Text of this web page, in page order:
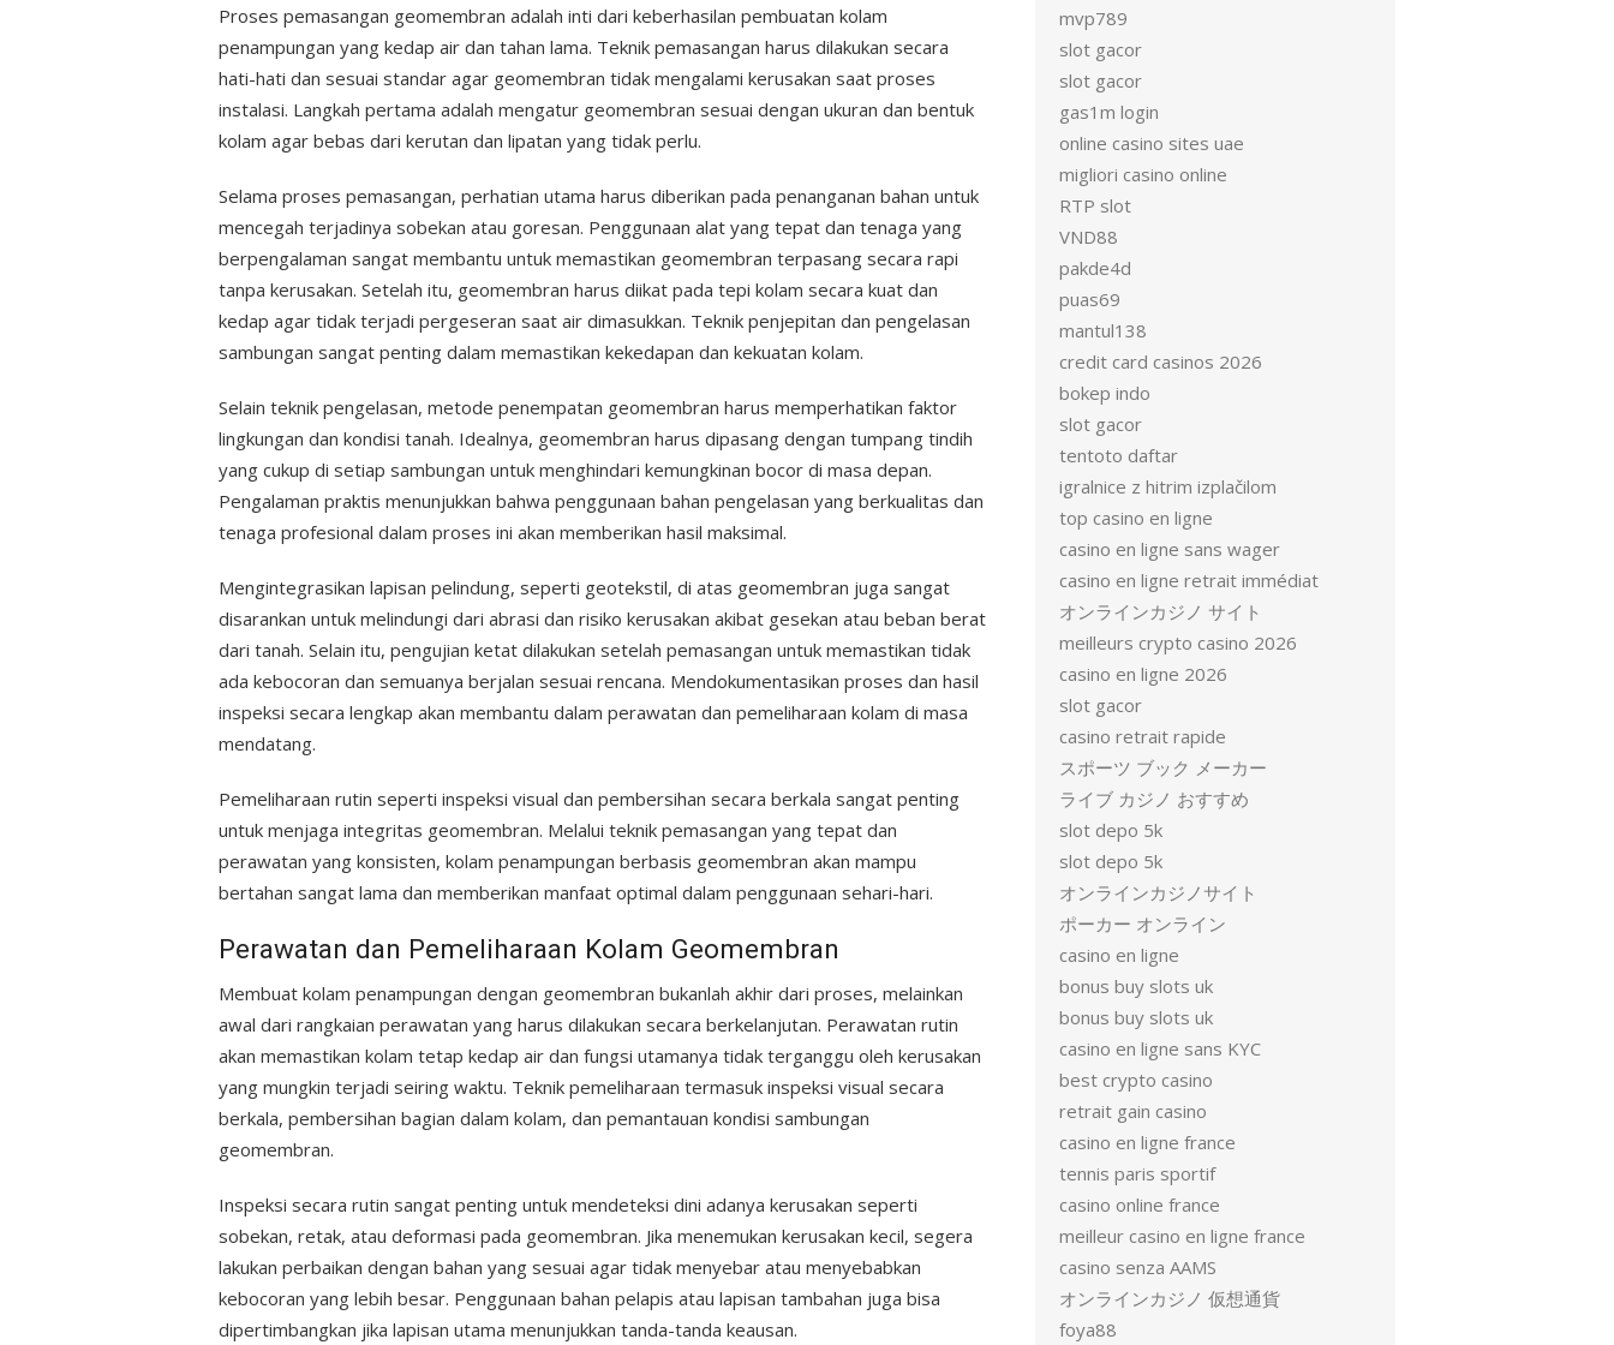
Proses pemasangan geomembran adalah inti dari keberhasilan pembuatan kolam
penampungan yang kedap air dan tahan lama. Teknik pemasangan harus dilakukan secara
hati-hati dan sesuai standar agar geomembran tidak mengalami kerusakan saat proses
instalasi. Langkah pertama adalah mengatur geomembran sesuai dengan ukuran dan bentuk
kolam agar bebas dari kerutan dan lipatan yang tidak perlu.
Selama proses pemasangan, perhatian utama harus diberikan pada penanganan bahan untuk
mencegah terjadinya sobekan atau goresan. Penggunaan alat yang tepat dan tenaga yang
berpengalaman sangat membantu untuk memastikan geomembran terpasang secara rapi
tanpa kerusakan. Setelah itu, geomembran harus diikat pada tepi kolam secara kuat dan
kedap agar tidak terjadi pergeseran saat air dimasukkan. Teknik penjepitan dan pengelasan
sambungan sangat penting dalam memastikan kekedapan dan kekuatan kolam.
Selain teknik pengelasan, metode penempatan geomembran harus memperhatikan faktor
lingkungan dan kondisi tanah. Idealnya, geomembran harus dipasang dengan tumpang tindih
yang cukup di setiap sambungan untuk menghindari kemungkinan bocor di masa depan.
Pengalaman praktis menunjukkan bahwa penggunaan bahan pengelasan yang berkualitas dan
tenaga profesional dalam proses ini akan memberikan hasil maksimal.
Mengintegrasikan lapisan pelindung, seperti geotekstil, di atas geomembran juga sangat
disarankan untuk melindungi dari abrasi dan risiko kerusakan akibat gesekan atau beban berat
dari tanah. Selain itu, pengujian ketat dilakukan setelah pemasangan untuk memastikan tidak
ada kebocoran dan semuanya berjalan sesuai rencana. Mendokumentasikan proses dan hasil
inspeksi secara lengkap akan membantu dalam perawatan dan pemeliharaan kolam di masa
mendatang.
Pemeliharaan rutin seperti inspeksi visual dan pembersihan secara berkala sangat penting
untuk menjaga integritas geomembran. Melalui teknik pemasangan yang tepat dan
perawatan yang konsisten, kolam penampungan berbasis geomembran akan mampu
bertahan sangat lama dan memberikan manfaat optimal dalam penggunaan sehari-hari.
Perawatan dan Pemeliharaan Kolam Geomembran
Membuat kolam penampungan dengan geomembran bukanlah akhir dari proses, melainkan
awal dari rangkaian perawatan yang harus dilakukan secara berkelanjutan. Perawatan rutin
akan memastikan kolam tetap kedap air dan fungsi utamanya tidak terganggu oleh kerusakan
yang mungkin terjadi seiring waktu. Teknik pemeliharaan termasuk inspeksi visual secara
berkala, pembersihan bagian dalam kolam, dan pemantauan kondisi sambungan
geomembran.
Inspeksi secara rutin sangat penting untuk mendeteksi dini adanya kerusakan seperti
sobekan, retak, atau deformasi pada geomembran. Jika menemukan kerusakan kecil, segera
lakukan perbaikan dengan bahan yang sesuai agar tidak menyebar atau menyebabkan
kebocoran yang lebih besar. Penggunaan bahan pelapis atau lapisan tambahan juga bisa
dipertimbangkan jika lapisan utama menunjukkan tanda-tanda keausan.
mvp789
slot gacor
slot gacor
gas1m login
online casino sites uae
migliori casino online
RTP slot
VND88
pakde4d
puas69
mantul138
credit card casinos 2026
bokep indo
slot gacor
tentoto daftar
igralnice z hitrim izplačilom
top casino en ligne
casino en ligne sans wager
casino en ligne retrait immédiat
オンラインカジノ サイト
meilleurs crypto casino 2026
casino en ligne 2026
slot gacor
casino retrait rapide
スポーツ ブック メーカー
ライブ カジノ おすすめ
slot depo 5k
slot depo 5k
オンラインカジノサイト
ポーカー オンライン
casino en ligne
bonus buy slots uk
bonus buy slots uk
casino en ligne sans KYC
best crypto casino
retrait gain casino
casino en ligne france
tennis paris sportif
casino online france
meilleur casino en ligne france
casino senza AAMS
オンラインカジノ 仮想通貨
foya88